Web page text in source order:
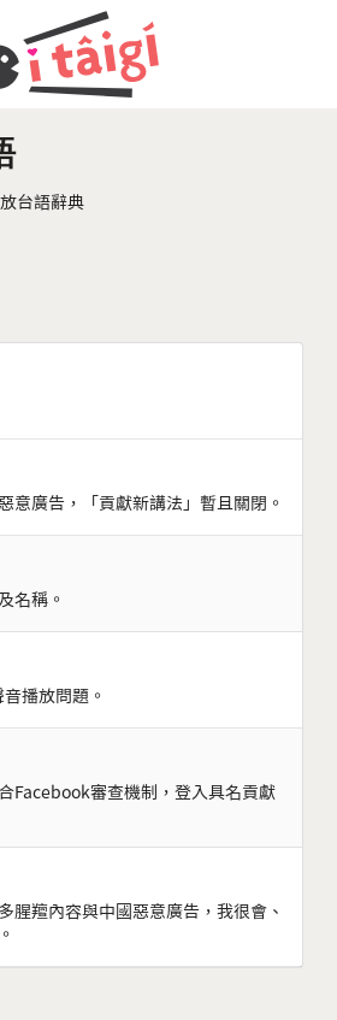
台語辭典
意廣告，「貢獻新講法」暫且關閉。
名稱。
播放問題。
Facebook審查機制，登入具名貢獻
腥羶內容與中國惡意廣告，我很會、